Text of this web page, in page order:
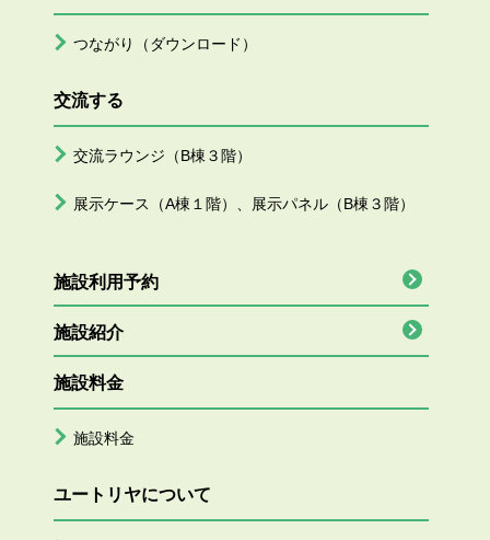
つながり（ダウンロード）
交流する
交流ラウンジ（B棟３階）
展示ケース（A棟１階）、展示パネル（B棟３階）
施設利用予約
施設紹介
施設料金
施設料金
ユートリヤについて